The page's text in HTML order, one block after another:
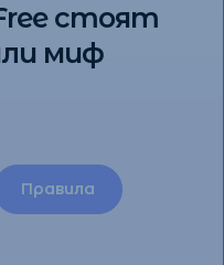
стоят
миф
Правила